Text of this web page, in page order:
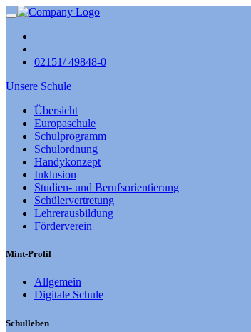
02151/ 49848-0
Unsere Schule
Übersicht
Europaschule
Schulprogramm
Schulordnung
Handykonzept
Inklusion
Studien- und Berufsorientierung
Schülervertretung
Lehrerausbildung
Förderverein
Mint-Profil
Allgemein
Digitale Schule
Schulleben